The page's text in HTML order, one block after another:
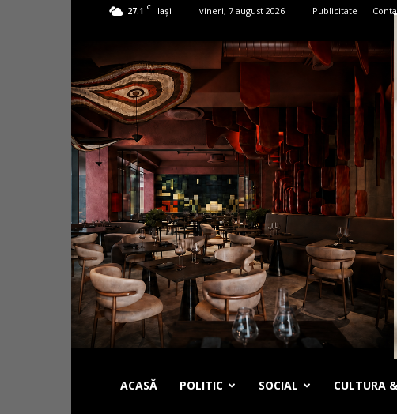
27.1 C Iași vineri, 7 august 2026 Publicitate
ACASĂ POLITIC SOCIAL CULTURA